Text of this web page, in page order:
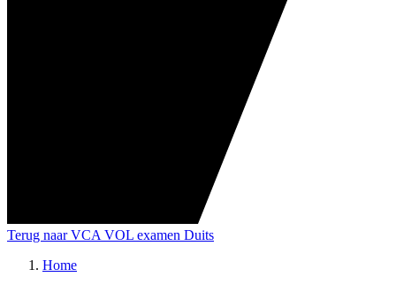
Terug naar VCA VOL examen Duits
Home